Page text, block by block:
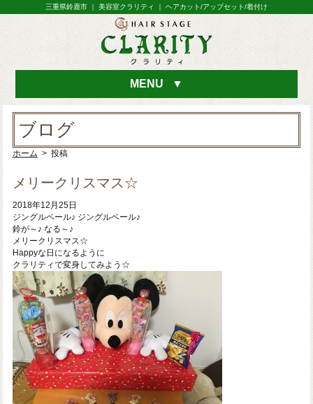
三重県鈴鹿市 ｜ 美容室クラリティ ｜ ヘアカット/アップセット/着付け
MENU ▼
ブログ
ホーム > 投稿
メリークリスマス☆
2018年12月25日
ジングルベール♪ ジングルベール♪
鈴が～♪ なる～♪
メリークリスマス☆
Happyな日になるように
クラリティで変身してみよう☆